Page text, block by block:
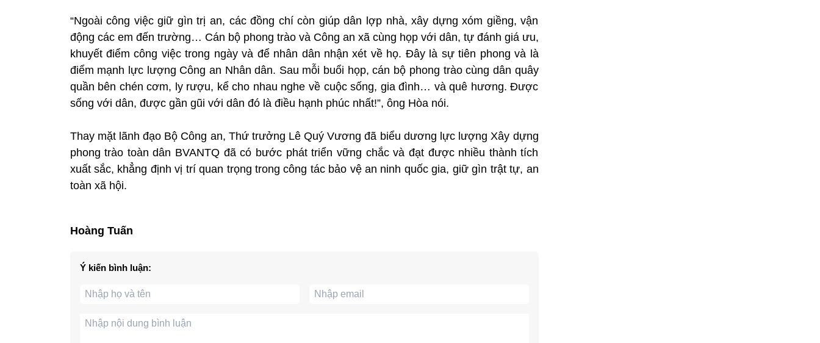
“Ngoài công việc giữ gìn trị an, các đồng chí còn giúp dân lợp nhà, xây dựng xóm giềng, vận
động các em đến trường… Cán bộ phong trào và Công an xã cùng họp với dân, tự đánh giá ưu,
khuyết điểm công việc trong ngày và để nhân dân nhận xét về họ. Đây là sự tiên phong và là
điểm mạnh lực lượng Công an Nhân dân. Sau mỗi buổi họp, cán bộ phong trào cùng dân quây
quần bên chén cơm, ly rượu, kể cho nhau nghe về cuộc sống, gia đình… và quê hương. Được
sống với dân, được gần gũi với dân đó là điều hạnh phúc nhất!”, ông Hòa nói.
Thay mặt lãnh đạo Bộ Công an, Thứ trưởng Lê Quý Vương đã biểu dương lực lượng Xây dựng
phong trào toàn dân BVANTQ đã có bước phát triển vững chắc và đạt được nhiều thành tích
xuất sắc, khẳng định vị trí quan trọng trong công tác bảo vệ an ninh quốc gia, giữ gìn trật tự, an
toàn xã hội.
Hoàng Tuấn
Ý kiến bình luận: